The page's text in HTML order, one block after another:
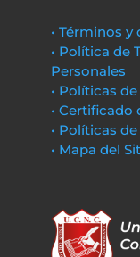
• Términos
• Política de
Personales
• Políticas
• Certificado
• Políticas
• Mapa del